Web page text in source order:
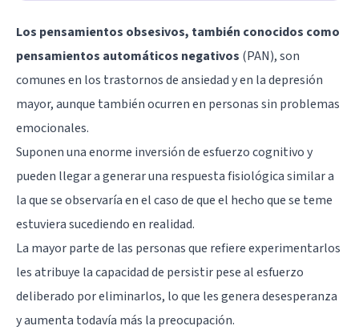
Los pensamientos obsesivos, también conocidos como
pensamientos automáticos negativos (PAN), son
comunes en los trastornos de ansiedad y en la depresión
mayor, aunque también ocurren en personas sin problemas
emocionales.
Suponen una enorme inversión de esfuerzo cognitivo y
pueden llegar a generar una respuesta fisiológica similar a
la que se observaría en el caso de que el hecho que se teme
estuviera sucediendo en realidad.
La mayor parte de las personas que refiere experimentarlos
les atribuye la capacidad de persistir pese al esfuerzo
deliberado por eliminarlos, lo que les genera desesperanza
y aumenta todavía más la preocupación.